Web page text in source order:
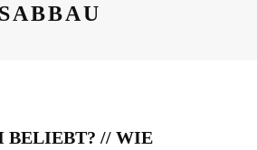
BELIEBT? // WIE